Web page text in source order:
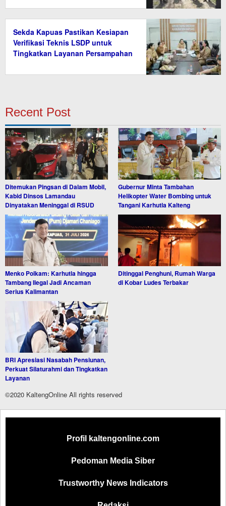
Sekda Kapuas Pastikan Kesiapan
Verifikasi Teknis LSDP untuk
Tingkatkan Layanan Persampahan
Recent Post
Ditemukan Pingsan di Dalam Mobil,
Kabid Dinsos Lamandau
Dinyatakan Meninggal di RSUD
Gubernur Minta Tambahan
Helikopter Water Bombing untuk
Tangani Karhutla Kalteng
Menko Polkam: Karhutla hingga
Tambang Ilegal Jadi Ancaman
Serius Kalimantan
Ditinggal Penghuni, Rumah Warga
di Kobar Ludes Terbakar
BRI Apresiasi Nasabah Pensiunan,
Perkuat Silaturahmi dan Tingkatkan
Layanan
©2020 KaltengOnline All rights reserved
Profil kaltengonline.com
Pedoman Media Siber
Trustworthy News Indicators